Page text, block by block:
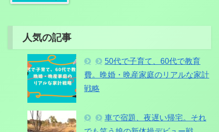
人気の記事
50代で子育て、60代で教育
費。晩婚・晩産家庭のリアルな家計
戦略
車で宿題、夜遅い帰宅。それ